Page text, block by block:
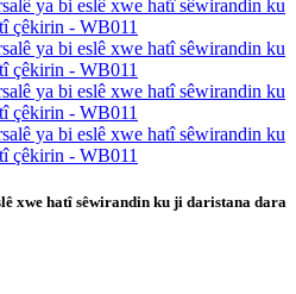
xwe hatî sêwirandin ku ji daristana dara